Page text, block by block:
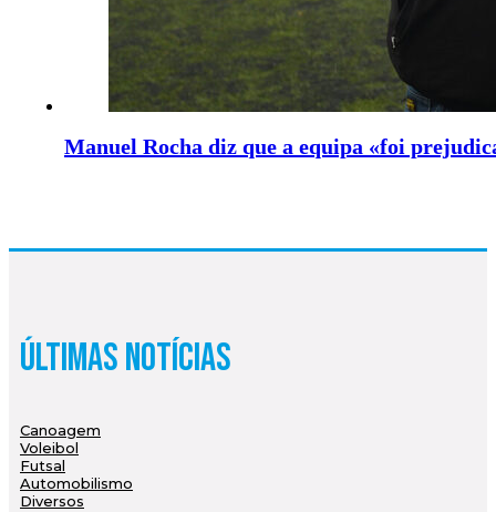
Manuel Rocha diz que a equipa «foi
Últimas Notícias
Canoagem
Voleibol
Futsal
Automobilismo
Diversos